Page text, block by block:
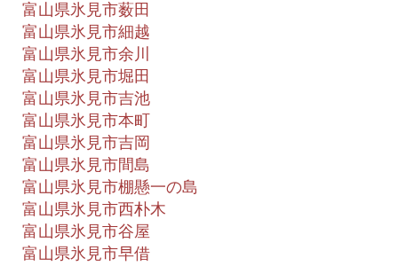
富山県氷見市薮田
富山県氷見市細越
富山県氷見市余川
富山県氷見市堀田
富山県氷見市吉池
富山県氷見市本町
富山県氷見市吉岡
富山県氷見市間島
富山県氷見市棚懸一の島
富山県氷見市西朴木
富山県氷見市谷屋
富山県氷見市早借